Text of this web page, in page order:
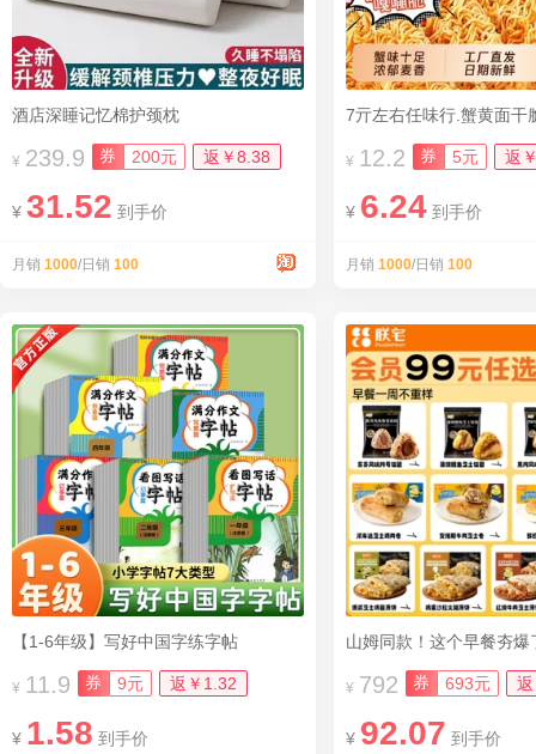
酒店深睡记忆棉护颈枕
¥ 239.9 券 200元 返￥8.38
¥ 31.52 到手价
月销 1000/日销 100
7亓左右任味行.蟹黄面干
¥ 12.2 券 5元 返
¥ 6.24 到手价
月销 1000/日销 100
【1-6年级】写好中国字练字帖
¥ 11.9 券 9元 返￥1.32
¥ 1.58 到手价
¥ 792 券 693元
¥ 92.07 到手价